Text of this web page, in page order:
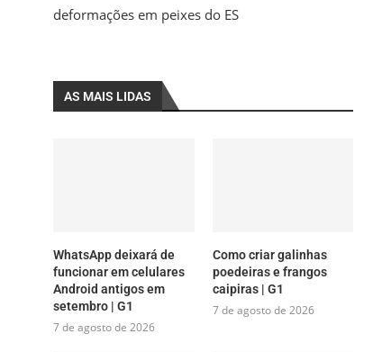
deformações em peixes do ES
AS MAIS LIDAS
WhatsApp deixará de
funcionar em celulares
Android antigos em
setembro | G1
7 de agosto de 2026
Como criar galinhas
poedeiras e frangos
caipiras | G1
7 de agosto de 2026